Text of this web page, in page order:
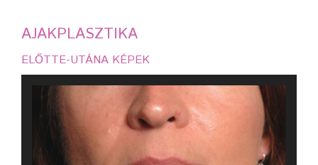
AJAKPLASZTIKA
ELŐTTE-UTÁNA KÉPEK